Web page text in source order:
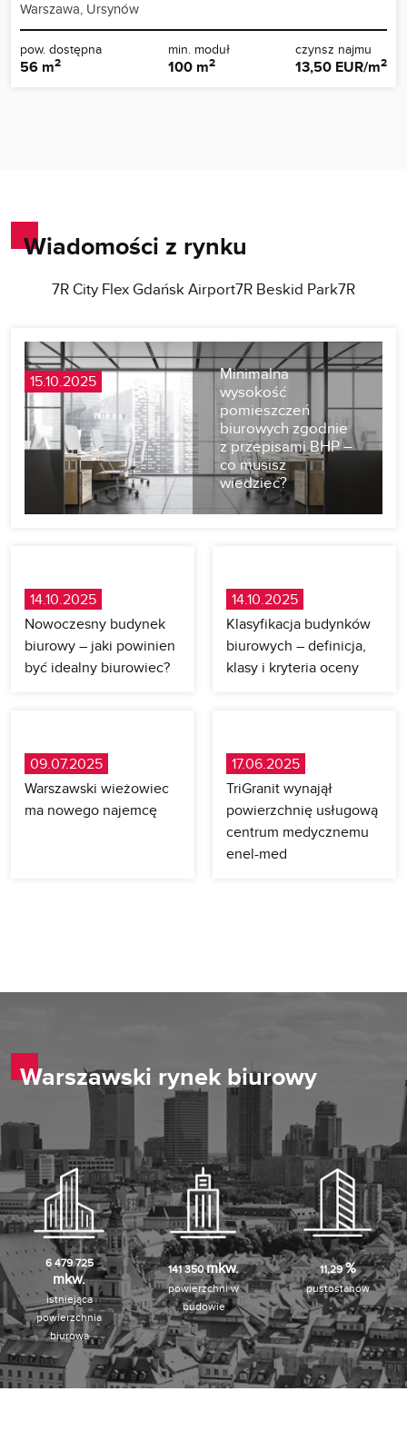
Warszawa, Ursynów
pow. dostępna
56 m2
min. moduł
100 m2
czynsz najmu
13,50 EUR/m2
Wiadomości z rynku
7R City Flex Gdańsk Airport7R Beskid Park7R
15.10.2025
Minimalna
wysokość
pomieszczeń
biurowych zgodnie
z przepisami BHP –
co musisz
wiedzieć?
14.10.2025
Nowoczesny budynek
biurowy – jaki powinien
być idealny biurowiec?
14.10.2025
Klasyfikacja budynków
biurowych – definicja,
klasy i kryteria oceny
09.07.2025
Warszawski wieżowiec
ma nowego najemcę
17.06.2025
TriGranit wynajął
powierzchnię usługową
centrum medycznemu
enel-med
Warszawski rynek biurowy
6 479 725
mkw.
istniejąca
powierzchnia
biurowa
141 350mkw.
powierzchni w
budowie
11,29%
pustostanów